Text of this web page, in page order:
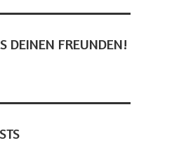
DEINEN FREUNDEN!